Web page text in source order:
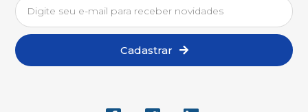
Cadastrar